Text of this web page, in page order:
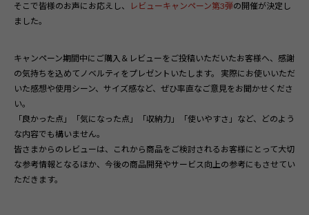
そこで皆様のお声にお応えし、 レビューキャンペーン第3弾の開催が決定し
ました。
キャンペーン期間中にご購入＆レビューをご投稿いただいたお客様へ、感謝
の気持ちを込めてノベルティをプレゼントいたします。 実際にお使いいただ
いた感想や使用シーン、サイズ感など、ぜひ率直なご意見をお聞かせくださ
い。
「良かった点」「気になった点」「収納力」「使いやすさ」など、どのよう
な内容でも構いません。
皆さまからのレビューは、これから商品をご検討されるお客様にとって大切
な参考情報となるほか、今後の商品開発やサービス向上の参考にもさせてい
ただきます。